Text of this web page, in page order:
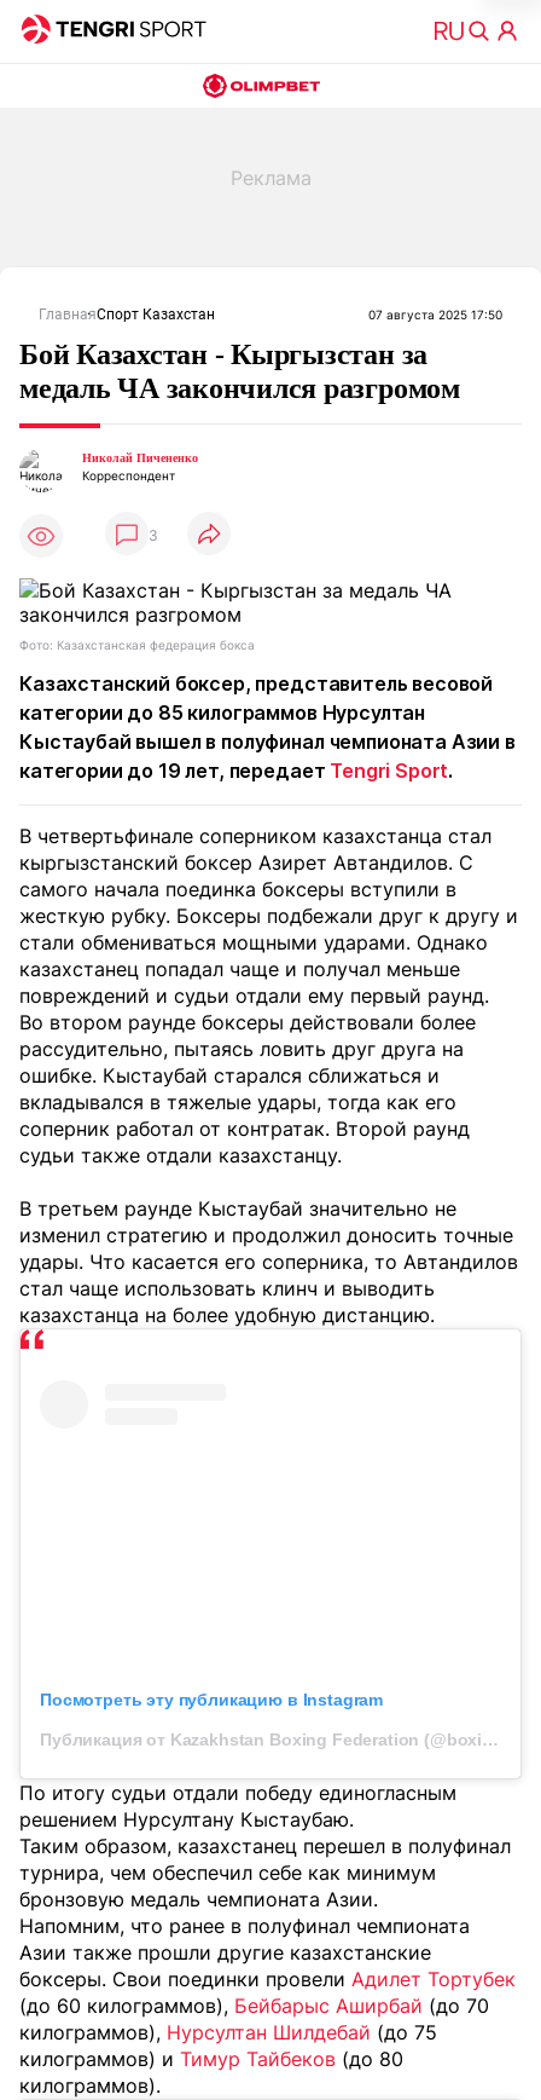
ГлавнаяСпорт Казахстан 07 августа 2025 17:50
Бой Казахстан - Кыргызстан за
медаль ЧА закончился разгромом
Николай Пичененко
Корреспондент
3
Фото: Казахстанская федерация бокса
Казахстанский боксер, представитель весовой
категории до 85 килограммов Нурсултан
Кыстаубай вышел в полуфинал чемпионата Азии в
категории до 19 лет, передает Tengri Sport.
В четвертьфинале соперником казахстанца стал
кыргызстанский боксер Азирет Автандилов. С
самого начала поединка боксеры вступили в
жесткую рубку. Боксеры подбежали друг к другу и
стали обмениваться мощными ударами. Однако
казахстанец попадал чаще и получал меньше
повреждений и судьи отдали ему первый раунд.
Во втором раунде боксеры действовали более
рассудительно, пытаясь ловить друг друга на
ошибке. Кыстаубай старался сближаться и
вкладывался в тяжелые удары, тогда как его
соперник работал от контратак. Второй раунд
судьи также отдали казахстанцу.
В третьем раунде Кыстаубай значительно не
изменил стратегию и продолжил доносить точные
удары. Что касается его соперника, то Автандилов
стал чаще использовать клинч и выводить
казахстанца на более удобную дистанцию.
Посмотреть эту публикацию в Instagram
Публикация от Kazakhstan Boxing Federation (@boxingkazakhstan)
По итогу судьи отдали победу единогласным
решением Нурсултану Кыстаубаю.
Таким образом, казахстанец перешел в полуфинал
турнира, чем обеспечил себе как минимум
бронзовую медаль чемпионата Азии.
Напомним, что ранее в полуфинал чемпионата
Азии также прошли другие казахстанские
боксеры. Свои поединки провели Адилет Тортубек
(до 60 килограммов), Бейбарыс Аширбай (до 70
килограммов), Нурсултан Шилдебай (до 75
килограммов) и Тимур Тайбеков (до 80
килограммов).